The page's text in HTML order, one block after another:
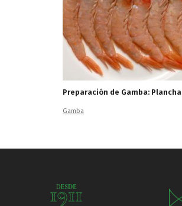
Preparación de Gamba: Plancha
Gamba